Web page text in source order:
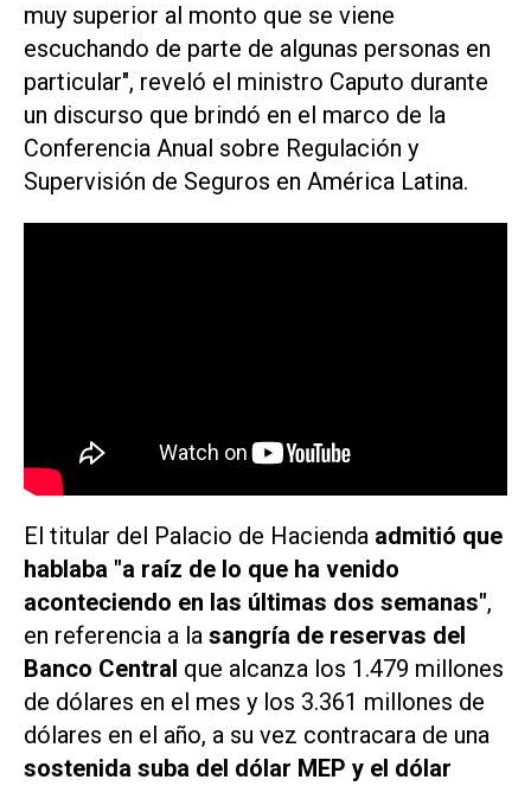
muy superior al monto que se viene
escuchando de parte de algunas personas en
particular", reveló el ministro Caputo durante
un discurso que brindó en el marco de la
Conferencia Anual sobre Regulación y
Supervisión de Seguros en América Latina.
El titular del Palacio de Hacienda admitió que
hablaba "a raíz de lo que ha venido
aconteciendo en las últimas dos semanas",
en referencia a la sangría de reservas del
Banco Central que alcanza los 1.479 millones
de dólares en el mes y los 3.361 millones de
dólares en el año, a su vez contracara de una
sostenida suba del dólar MEP y el dólar